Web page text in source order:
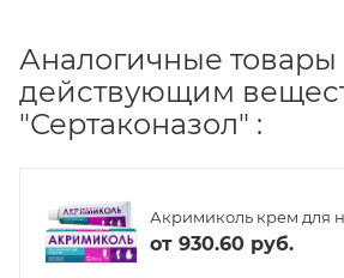
Аналогичные товары
действующим
"Сертаконазол" :
Акримиколь крем для
от 930.60 руб.